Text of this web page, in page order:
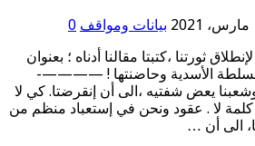
بيانات ومواقف 0
ثورتنا ،كتبتا مقالنا أدناه ؛ بعنوان
الأسدية وحاضنتها ! ————-
يعض شفتيه ،الى أن إنقرضتا. كي لا
لا . عقود ونحن في إستعباد منظم من
الى أن …